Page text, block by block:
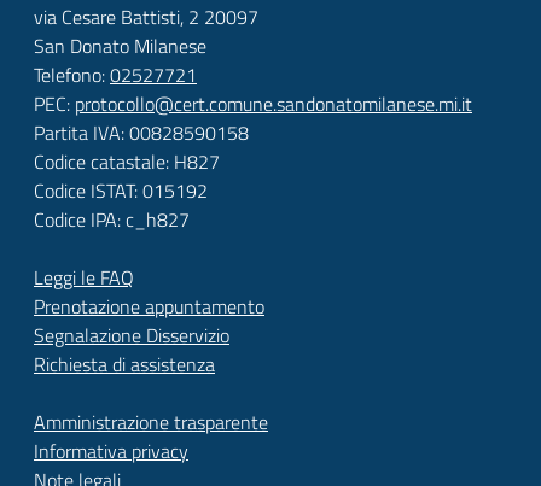
via Cesare Battisti, 2 20097
San Donato Milanese
Telefono:02527721
PEC: protocollo@cert.comune.sandonatomilanese.mi.it
Partita IVA: 00828590158
Codice catastale: H827
Codice ISTAT: 015192
Codice IPA: c_h827
Leggi le FAQ
Prenotazione appuntamento
Segnalazione Disservizio
Richiesta di assistenza
Amministrazione trasparente
Informativa privacy
Note legali